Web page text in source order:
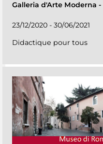
Galleria d'Arte Moderna -
23/12/2020 - 30/06/2021
Didactique pour tous